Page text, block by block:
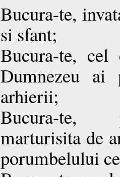
Bucura-te,
si sfant;
Bucura-te,
Dumnezeu
arhierii;
Bucura-te,
marturisita de
porumbelului